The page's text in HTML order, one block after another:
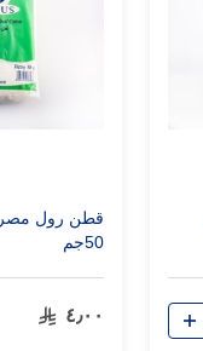
قطن رول
50جم
٤٫٠٠